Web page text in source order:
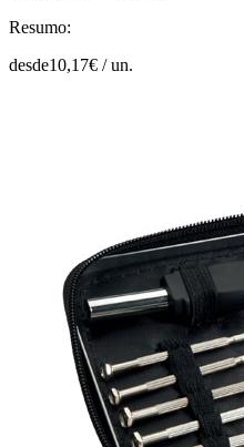
Resumo:
desde10,17€ /un.